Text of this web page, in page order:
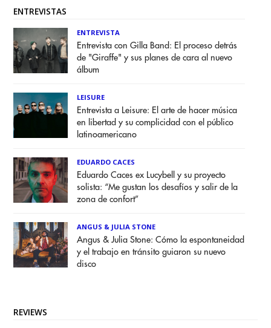
ENTREVISTAS
ENTREVISTA
Entrevista con Gilla Band: El proceso detrás
de "Giraffe" y sus planes de cara al nuevo
álbum
LEISURE
Entrevista a Leisure: El arte de hacer música
en libertad y su complicidad con el público
latinoamericano
EDUARDO CACES
Eduardo Caces ex Lucybell y su proyecto
solista: “Me gustan los desafíos y salir de la
zona de confort”
ANGUS & JULIA STONE
Angus & Julia Stone: Cómo la espontaneidad
y el trabajo en tránsito guiaron su nuevo
disco
REVIEWS